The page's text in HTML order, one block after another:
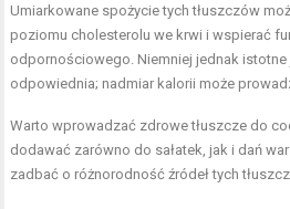
Umiarkowane spożycie tych tłuszczów
poziomu cholesterolu we krwi i wspierać
odpornościowego. Niemniej jednak istotne
odpowiednia; nadmiar kalorii może
Warto wprowadzać zdrowe tłuszcze do
dodawać zarówno do sałatek, jak i dań
zadbać o różnorodność źródeł tych